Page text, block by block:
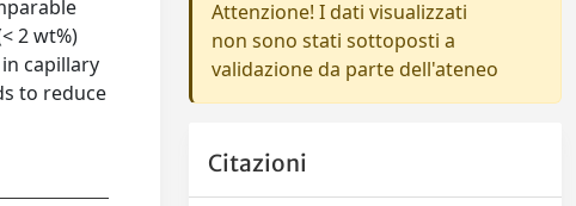
2 wt%)
capillary
to reduce
Attenzione! I dati visualizzati
non sono stati sottoposti a
validazione da parte dell'ateneo
Citazioni